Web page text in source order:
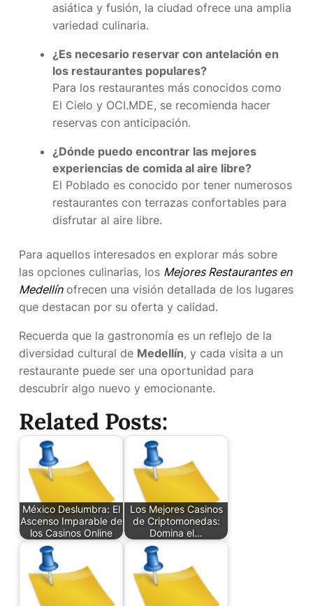
asiática y fusión, la ciudad ofrece una amplia
variedad culinaria.
¿Es necesario reservar con antelación en
los restaurantes populares?
Para los restaurantes más conocidos como
El Cielo y OCI.MDE, se recomienda hacer
reservas con anticipación.
¿Dónde puedo encontrar las mejores
experiencias de comida al aire libre?
El Poblado es conocido por tener numerosos
restaurantes con terrazas confortables para
disfrutar al aire libre.
Para aquellos interesados en explorar más sobre
las opciones culinarias, los Mejores Restaurantes en
Medellínofrecen una visión detallada de los lugares
que destacan por su oferta y calidad.
Recuerda que la gastronomía es un reflejo de la
diversidad cultural de Medellín, y cada visita a un
restaurante puede ser una oportunidad para
descubrir algo nuevo y emocionante.
Related Posts:
México Deslumbra: El
Ascenso Imparable de
los Casinos Online
Los Mejores Casinos
de Criptomonedas:
Domina el…